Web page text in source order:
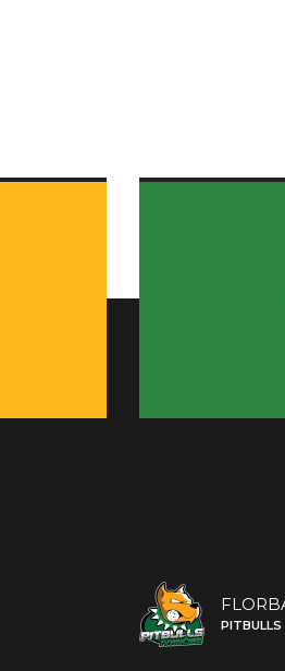
PITBULLS